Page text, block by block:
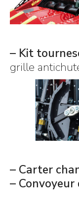
– Kit
grille
– Carter
–